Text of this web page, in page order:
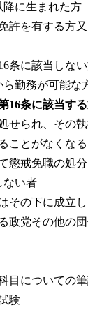
降に生まれた方
許を有する方
条に該当しな
ら勤務が可能な
16条に該当す
せられ、その
ことがなくな
懲戒免職の処
ない者
その下に成立
政党その他の
目についての
験